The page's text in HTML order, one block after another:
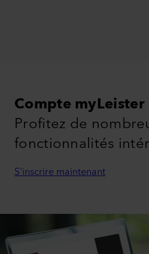
Compte myLeister
Profitez de
fonctionnalités
S'inscrire maintenant